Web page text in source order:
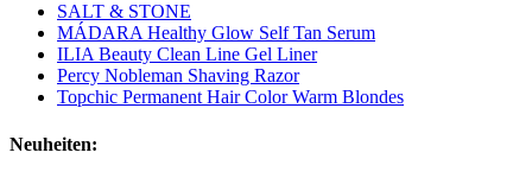
SALT & STONE
MÁDARA Healthy Glow Self Tan Serum
ILIA Beauty Clean Line Gel Liner
Percy Nobleman Shaving Razor
Topchic Permanent Hair Color Warm Blondes
Neuheiten: